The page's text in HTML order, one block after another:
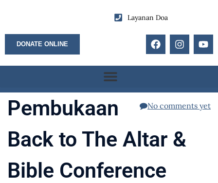
Layanan Doa
DONATE ONLINE
No comments yet
Pembukaan
Back to The Altar &
Bible Conference